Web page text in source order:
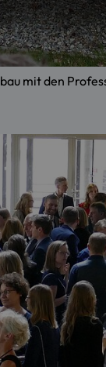
mit den